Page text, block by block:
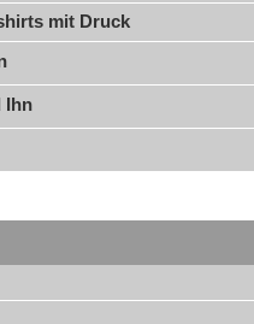
mit Druck
Ihn